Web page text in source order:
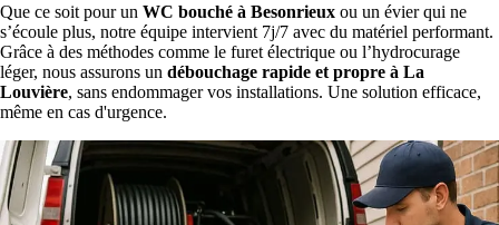
Que ce soit pour un WC bouché à Besonrieux ou un évier qui ne
s’écoule plus, notre équipe intervient 7j/7 avec du matériel performant.
Grâce à des méthodes comme le furet électrique ou l’hydrocurage
léger, nous assurons un débouchage rapide et propre à La
Louvière, sans endommager vos installations. Une solution efficace,
même en cas d'urgence.